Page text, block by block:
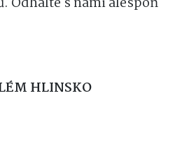
většinu času zůstává skryt
Odhalte s námi alespoň
HLINSKO